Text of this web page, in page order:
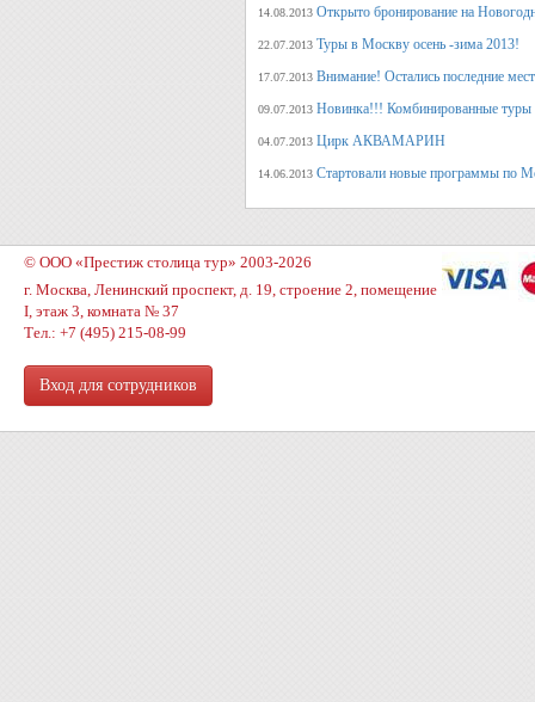
14.08.2013 Открыто бронирование на
22.07.2013 Туры в Москву осень -зима 2013!
17.07.2013 Внимание! Остались последние
09.07.2013 Новинка!!! Комбинированные туры
04.07.2013 Цирк АКВАМАРИН
14.06.2013 Стартовали новые программы по
© ООО «Престиж столица тур» 2003-2026
г. Москва, Ленинский проспект, д. 19, строение 2, помещение
I, этаж 3, комната № 37
Тел.: +7 (495) 215-08-99
Вход для сотрудников